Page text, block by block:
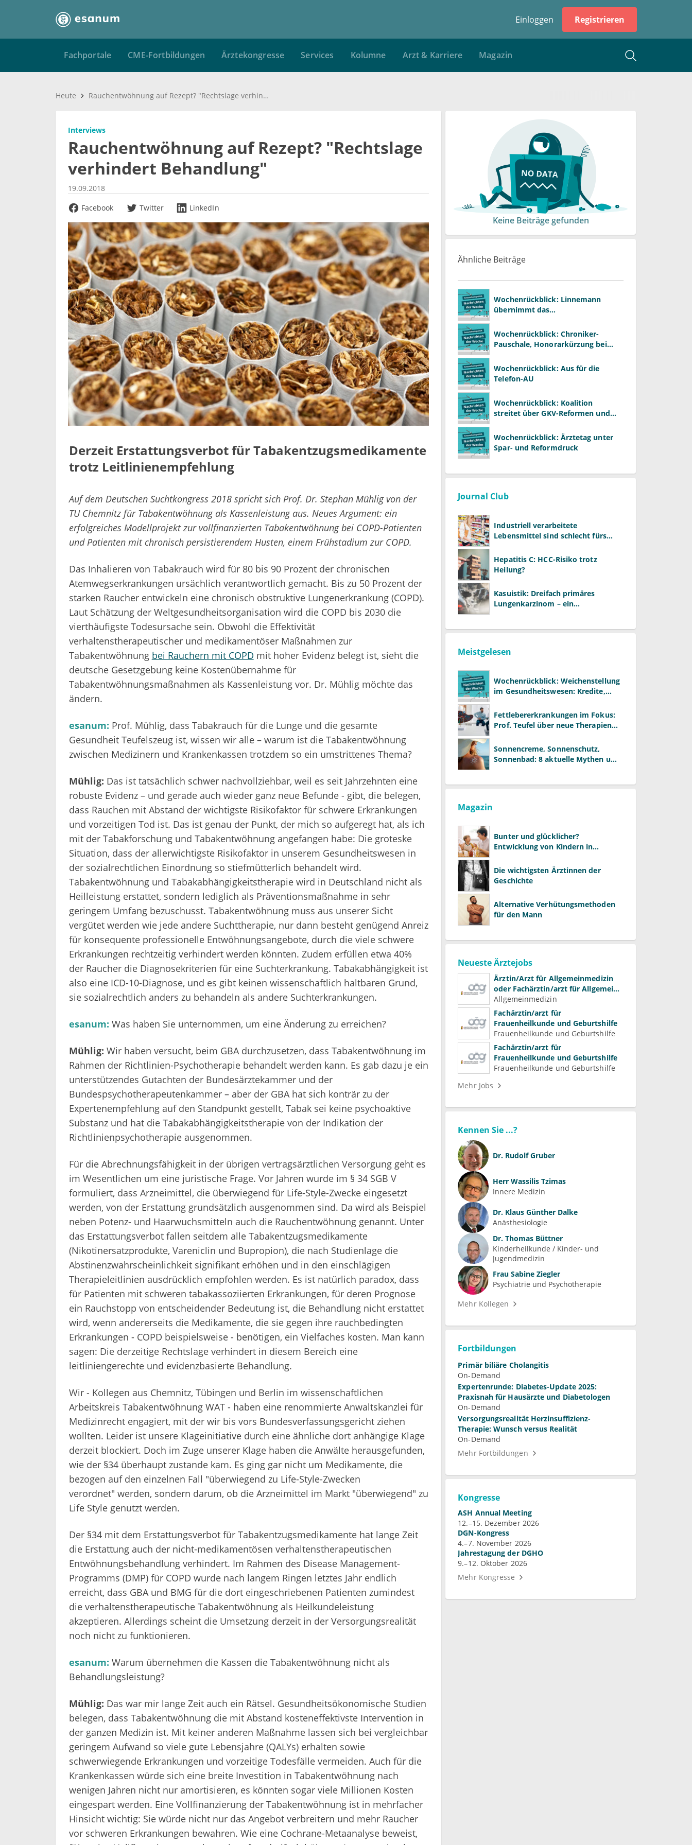
Einloggen Registrieren
Fachportale CME-Fortbildungen Ärztekongresse Services Kolumne Arzt & Karriere Magazin
Heute Rauchentwöhnung auf Rezept? "Rechtslage verhindert Behandlung"
Interviews
Rauchentwöhnung auf Rezept? "Rechtslage
verhindert Behandlung"
19.09.2018
Facebook
Twitter LinkedIn
Derzeit Erstattungsverbot für Tabakentzugsmedikamente
trotz Leitlinienempfehlung
Auf dem Deutschen Suchtkongress 2018 spricht sich Prof. Dr. Stephan Mühlig von der
TU Chemnitz für Tabakentwöhnung als Kassenleistung aus. Neues Argument: ein
erfolgreiches Modellprojekt zur vollfinanzierten Tabakentwöhnung bei COPD-Patienten
und Patienten mit chronisch persistierendem Husten, einem Frühstadium zur COPD.
Das Inhalieren von Tabakrauch wird für 80 bis 90 Prozent der chronischen
Atemwegserkrankungen ursächlich verantwortlich gemacht. Bis zu 50 Prozent der
starken Raucher entwickeln eine chronisch obstruktive Lungenerkrankung (COPD).
Laut Schätzung der Weltgesundheitsorganisation wird die COPD bis 2030 die
vierthäufigste Todesursache sein. Obwohl die Effektivität
verhaltenstherapeutischer und medikamentöser Maßnahmen zur
Tabakentwöhnung bei Rauchern mit COPD mit hoher Evidenz belegt ist, sieht die
deutsche Gesetzgebung keine Kostenübernahme für
Tabakentwöhnungsmaßnahmen als Kassenleistung vor. Dr. Mühlig möchte das
ändern.
esanum: Prof. Mühlig, dass Tabakrauch für die Lunge und die gesamte
Gesundheit Teufelszeug ist, wissen wir alle – warum ist die Tabakentwöhnung
zwischen Medizinern und Krankenkassen trotzdem so ein umstrittenes Thema?
Mühlig: Das ist tatsächlich schwer nachvollziehbar, weil es seit Jahrzehnten eine
robuste Evidenz – und gerade auch wieder ganz neue Befunde - gibt, die belegen,
dass Rauchen mit Abstand der wichtigste Risikofaktor für schwere Erkrankungen
und vorzeitigen Tod ist. Das ist genau der Punkt, der mich so aufgeregt hat, als ich
mit der Tabakforschung und Tabakentwöhnung angefangen habe: Die groteske
Situation, dass der allerwichtigste Risikofaktor in unserem Gesundheitswesen in
der sozialrechtlichen Einordnung so stiefmütterlich behandelt wird.
Tabakentwöhnung und Tabakabhängigkeitstherapie wird in Deutschland nicht als
Heilleistung erstattet, sondern lediglich als Präventionsmaßnahme in sehr
geringem Umfang bezuschusst. Tabakentwöhnung muss aus unserer Sicht
vergütet werden wie jede andere Suchttherapie, nur dann besteht genügend Anreiz
für konsequente professionelle Entwöhnungsangebote, durch die viele schwere
Erkrankungen rechtzeitig verhindert werden könnten. Zudem erfüllen etwa 40%
der Raucher die Diagnosekriterien für eine Suchterkrankung. Tabakabhängigkeit ist
also eine ICD-10-Diagnose, und es gibt keinen wissenschaftlich haltbaren Grund,
sie sozialrechtlich anders zu behandeln als andere Suchterkrankungen.
esanum: Was haben Sie unternommen, um eine Änderung zu erreichen?
Mühlig: Wir haben versucht, beim GBA durchzusetzen, dass Tabakentwöhnung im
Rahmen der Richtlinien-Psychotherapie behandelt werden kann. Es gab dazu je ein
unterstützendes Gutachten der Bundesärztekammer und der
Bundespsychotherapeutenkammer – aber der GBA hat sich konträr zu der
Expertenempfehlung auf den Standpunkt gestellt, Tabak sei keine psychoaktive
Substanz und hat die Tabakabhängigkeitstherapie von der Indikation der
Richtlinienpsychotherapie ausgenommen.
Für die Abrechnungsfähigkeit in der übrigen vertragsärztlichen Versorgung geht es
im Wesentlichen um eine juristische Frage. Vor Jahren wurde im § 34 SGB V
formuliert, dass Arzneimittel, die überwiegend für Life-Style-Zwecke eingesetzt
werden, von der Erstattung grundsätzlich ausgenommen sind. Da wird als Beispiel
neben Potenz- und Haarwuchsmitteln auch die Rauchentwöhnung genannt. Unter
das Erstattungsverbot fallen seitdem alle Tabakentzugsmedikamente
(Nikotinersatzprodukte, Vareniclin und Bupropion), die nach Studienlage die
Abstinenzwahrscheinlichkeit signifikant erhöhen und in den einschlägigen
Therapieleitlinien ausdrücklich empfohlen werden. Es ist natürlich paradox, dass
für Patienten mit schweren tabakassoziierten Erkrankungen, für deren Prognose
ein Rauchstopp von entscheidender Bedeutung ist, die Behandlung nicht erstattet
wird, wenn andererseits die Medikamente, die sie gegen ihre rauchbedingten
Erkrankungen - COPD beispielsweise - benötigen, ein Vielfaches kosten. Man kann
sagen: Die derzeitige Rechtslage verhindert in diesem Bereich eine
leitliniengerechte und evidenzbasierte Behandlung.
Wir - Kollegen aus Chemnitz, Tübingen und Berlin im wissenschaftlichen
Arbeitskreis Tabakentwöhnung WAT - haben eine renommierte Anwaltskanzlei für
Medizinrecht engagiert, mit der wir bis vors Bundesverfassungsgericht ziehen
wollten. Leider ist unsere Klageinitiative durch eine ähnliche dort anhängige Klage
derzeit blockiert. Doch im Zuge unserer Klage haben die Anwälte herausgefunden,
wie der §34 überhaupt zustande kam. Es ging gar nicht um Medikamente, die
bezogen auf den einzelnen Fall "überwiegend zu Life-Style-Zwecken
verordnet" werden, sondern darum, ob die Arzneimittel im Markt "überwiegend" zu
Life Style genutzt werden.
Der §34 mit dem Erstattungsverbot für Tabakentzugsmedikamente hat lange Zeit
die Erstattung auch der nicht-medikamentösen verhaltenstherapeutischen
Entwöhnungsbehandlung verhindert. Im Rahmen des Disease Management-
Programms (DMP) für COPD wurde nach langem Ringen letztes Jahr endlich
erreicht, dass GBA und BMG für die dort eingeschriebenen Patienten zumindest
die verhaltenstherapeutische Tabakentwöhnung als Heilkundeleistung
akzeptieren. Allerdings scheint die Umsetzung derzeit in der Versorgungsrealität
noch nicht zu funktionieren.
esanum: Warum übernehmen die Kassen die Tabakentwöhnung nicht als
Behandlungsleistung?
Mühlig: Das war mir lange Zeit auch ein Rätsel. Gesundheitsökonomische Studien
belegen, dass Tabakentwöhnung die mit Abstand kosteneffektivste Intervention in
der ganzen Medizin ist. Mit keiner anderen Maßnahme lassen sich bei vergleichbar
geringem Aufwand so viele gute Lebensjahre (QALYs) erhalten sowie
schwerwiegende Erkrankungen und vorzeitige Todesfälle vermeiden. Auch für die
Krankenkassen würde sich eine breite Investition in Tabakentwöhnung nach
wenigen Jahren nicht nur amortisieren, es könnten sogar viele Millionen Kosten
eingespart werden. Eine Vollfinanzierung der Tabakentwöhnung ist in mehrfacher
Hinsicht wichtig: Sie würde nicht nur das Angebot verbreitern und mehr Raucher
vor schweren Erkrankungen bewahren. Wie eine Cochrane-Metaanalyse beweist,
Keine Beiträge gefunden
Ähnliche Beiträge
Wochenrückblick: Linnemann
übernimmt das
Warken
Wochenrückblick: Chroniker-
Pauschale, Honorarkürzung bei
Wochenrückblick: Aus für die
Telefon-AU
Wochenrückblick: Koalition
streitet über GKV-Reformen und
Wochenrückblick: Ärztetag unter
Spar- und Reformdruck
Journal Club
Industriell verarbeitete
Lebensmittel sind schlecht fürs
Hepatitis C: HCC-Risiko trotz
Heilung?
Kasuistik: Dreifach primäres
Lungenkarzinom – ein
Meistgelesen
Wochenrückblick: Weichenstellung
im Gesundheitswesen: Kredite,
Fettlebererkrankungen im Fokus:
Prof. Teufel über neue Therapien
Sonnencreme, Sonnenschutz,
Sonnenbad: 8 aktuelle Mythen und
Magazin
Bunter und glücklicher?
Entwicklung von Kindern in
Die wichtigsten Ärztinnen der
Geschichte
Alternative Verhütungsmethoden
für den Mann
Neueste Ärztejobs
Ärztin/Arzt für Allgemeinmedizin
oder Fachärztin/arzt für Allgemein-
und Familienmedizin für
Psychiatrie und
Psychotherapeutische Medizin
Allgemeinmedizin
Fachärztin/arzt für
Frauenheilkunde und Geburtshilfe
Frauenheilkunde und Geburtshilfe
Fachärztin/arzt für
Frauenheilkunde und Geburtshilfe
Frauenheilkunde und Geburtshilfe
Mehr Jobs
Kennen Sie ...?
Dr. Rudolf Gruber
Herr Wassilis Tzimas
Innere Medizin
Dr. Klaus Günther Dalke
Anästhesiologie
Dr. Thomas Büttner
Kinderheilkunde / Kinder- und
Jugendmedizin
Frau Sabine Ziegler
Psychiatrie und Psychotherapie
Mehr Kollegen
Fortbildungen
Primär biliäre Cholangitis
On-Demand
Expertenrunde: Diabetes-Update 2025:
Praxisnah für Hausärzte und Diabetologen
On-Demand
Versorgungsrealität Herzinsuffizienz-
Therapie: Wunsch versus Realität
On-Demand
Mehr Fortbildungen
Kongresse
ASH Annual Meeting
12.–15. Dezember 2026
DGN-Kongress
4.–7. November 2026
Jahrestagung der DGHO
9.–12. Oktober 2026
Mehr Kongresse